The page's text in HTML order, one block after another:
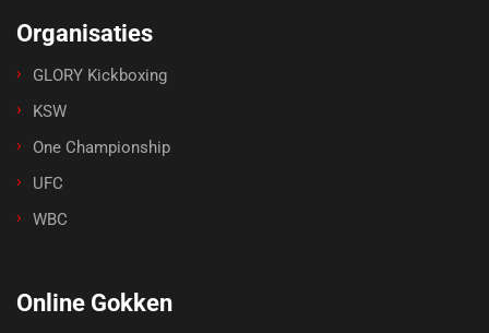
Organisaties
GLORY Kickboxing
KSW
One Championship
UFC
WBC
Online Gokken